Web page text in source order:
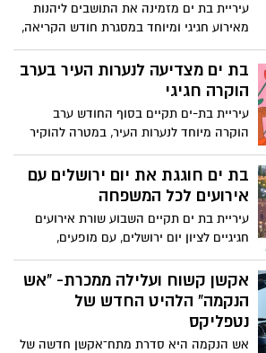
חלק מהצופים.
עיריית בת ים מזמינה את התושבים ליהנות
מאירוע חגיגי ומיוחד במסגרת חודש הקריאה,
עם הפנינג משפחתי עשיר בפעילויות, שייערך
בתרבוטק העירוני.
בת ים מצדיעה לנערות העיר בערב
הוקרה חגיגי
עיריית בת-ים תקיים בסוף החודש ערב
הוקרה מיוחד לנערות העיר, במטרה להוקיר
את פועלן, הישגיהן ותרומתן לקהילה, לחברה
ולחיי העיר.
בת ים חוגגת את יום ירושלים עם
אירועים לכל המשפחה
עיריית בת ים תקיים השבוע שורת אירועים
חגיגיים לציון יום ירושלים, עם מופעים,
מוזיקה, תהלוכה חגיגית ופעילויות לכל
המשפחה – והכניסה חופשית.
אקשן קשוח ועלילה ממכרת- “אש
הנקמה” הלהיט החדש של
נטפליקס
אש הנקמה היא סדרת מתח־אקשן חדשה של